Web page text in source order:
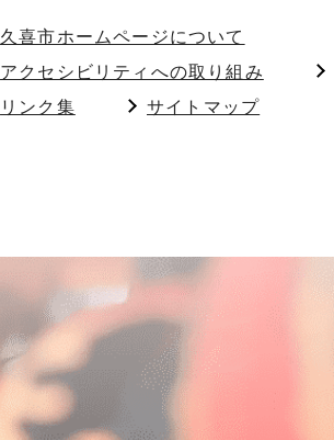
久喜市ホームページについて
アクセシビリティへの取り組み
リンク集
サイトマップ